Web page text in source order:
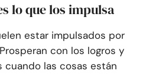
lo que los impulsa
estar impulsados por
con los logros y
cuando las cosas están